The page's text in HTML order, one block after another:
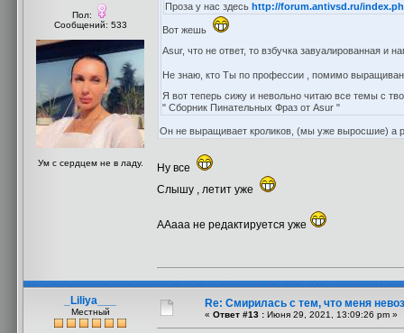
Пол:
Сообщений: 533
Ум с сердцем не в ладу.
Проза у нас здесь http://forum.antivsd.ru/
Вот жешь
Asur, что не ответ, то взбучка завуалированная и
Не знаю, кто Ты по профессии , помимо
Я вот теперь сижу и невольно читаю все темы с
" Сборник Пинательных Фраз от Asur "
Он не выращивает кроликов, (мы уже выросшие) а
Ну все
Слышу , летит уже
ААааа не редактируется уже
_Liliya___
Местный
Re: Смирилась с тем, что меня
« Ответ #13 : Июня 29, 2021, 13:09:26 pm »